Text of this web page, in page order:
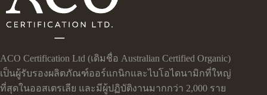
ACO Certification Ltd (เดิมชื่อ Australian Certified Organic)
เป็นผู้รับรองผลิตภัณฑ์ออร์แกนิกและไบโอไดนามิกที่ใหญ่
ที่สุดในออสเตรเลีย และมีผู้ปฏิบัติงานมากกว่า 2,000 ราย